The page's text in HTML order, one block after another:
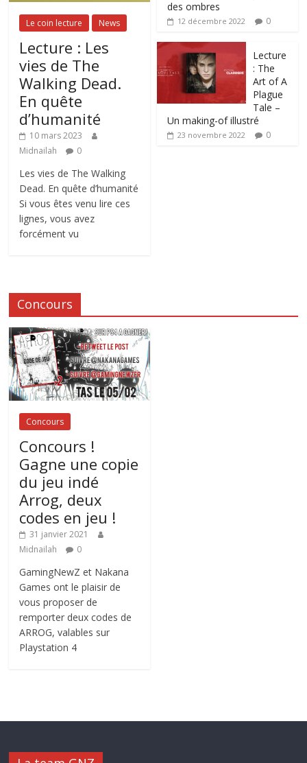
Le coin lecture News
Lecture : Les
vies de The
Walking Dead.
En quête
d’humanité
10 mars 2023
Midnailah
0
Les vies de The Walking
Dead. En quête d’humanité
Si vous êtes venu lire ces
lignes, vous avez
forcément vu
des ombres
12 décembre 2022 0
Lecture
: The
Art of A
Plague
Tale –
Un making-of illustré
23 novembre 2022 0
Concours
Concours
Concours !
Gagne une copie
du jeu indé
Arrog, deux
codes en jeu !
31 janvier 2021
Midnailah
0
GamingNewZ et Nakana
Games ont le plaisir de
vous proposer de
remporter deux codes de
ARROG, valables sur
Playstation 4